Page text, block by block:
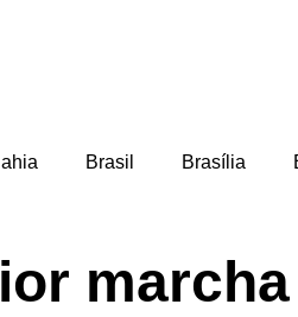
Brasil Brasília